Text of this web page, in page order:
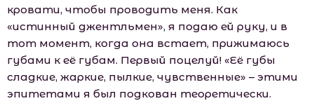
кровати, чтобы проводить меня. Как
«истинный джентльмен», я подаю ей руку, и в
тот момент, когда она встает, прижимаюсь
губами к её губам. Первый поцелуй! «Её губы
сладкие, жаркие, пылкие, чувственные» – этими
эпитетами я был подкован теоретически.